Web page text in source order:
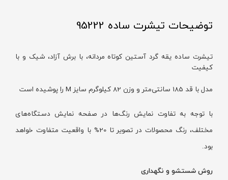
توضیحات تیشرت ساده 95222
تیشرت ساده یقه گرد آستین کوتاه مردانه، با برش آزاد، شیک و با
کیفیت
مدل با قد 185 سانتی‌متر و وزن 82 کیلوگرم سایز M را پوشیده است
با توجه به تفاوت نمایش رنگ‌ها در صفحه نمایش دستگاه‌های
مختلف، رنگ محصولات در تصویر تا 20% با واقعیت متفاوت خواهد
بود.
روش شستشو و نگهداری